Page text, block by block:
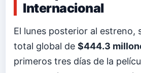
Internacional
El lunes posterior al estreno,
total global de $444.3
primeros tres días de la